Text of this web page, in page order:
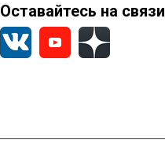
Оставайтесь на связи